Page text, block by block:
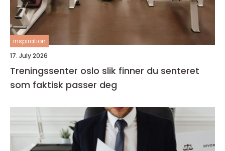
inspiration
17. July 2026
Treningssenter oslo slik finner du senteret
som faktisk passer deg